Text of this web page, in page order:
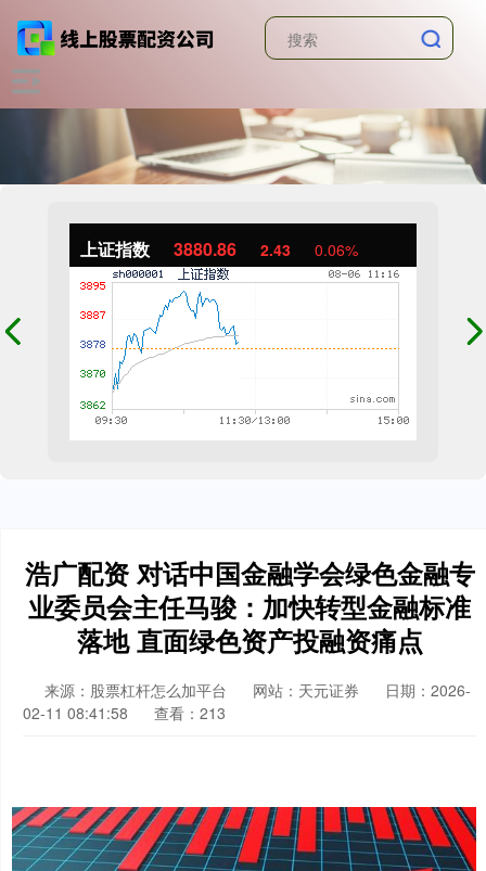
上证指数 3880.86 2.43 0.06%
浩广配资 对话中国金融学会绿色金融专
业委员会主任马骏：加快转型金融标准
落地 直面绿色资产投融资痛点
来源：股票杠杆怎么加平台 网站：天元证券
日期：2026-
02-11 08:41:58
查看：213